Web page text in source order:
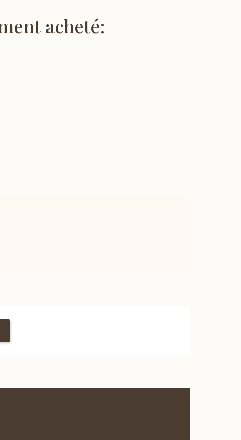
acheté: